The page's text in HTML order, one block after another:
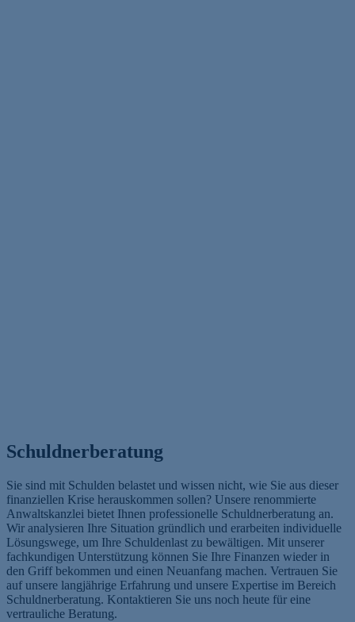
Schuldnerberatung
Sie sind mit Schulden belastet und wissen nicht, wie Sie aus dieser
finanziellen Krise herauskommen sollen? Unsere renommierte
Anwaltskanzlei bietet Ihnen professionelle Schuldnerberatung an.
Wir analysieren Ihre Situation gründlich und erarbeiten individuelle
Lösungswege, um Ihre Schuldenlast zu bewältigen. Mit unserer
fachkundigen Unterstützung können Sie Ihre Finanzen wieder in
den Griff bekommen und einen Neuanfang machen. Vertrauen Sie
auf unsere langjährige Erfahrung und unsere Expertise im Bereich
Schuldnerberatung. Kontaktieren Sie uns noch heute für eine
vertrauliche Beratung.